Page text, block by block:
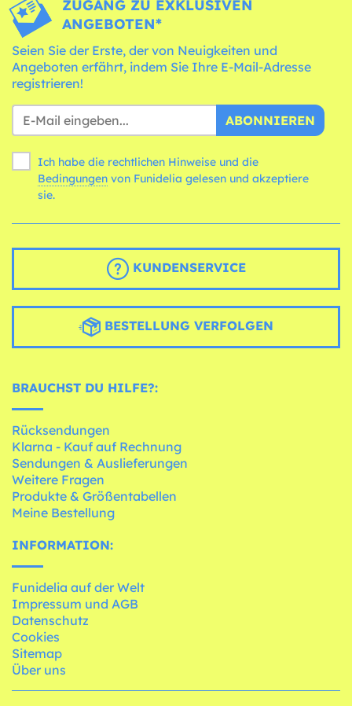
ZUGANG ZU EXKLUSIVEN
ANGEBOTEN*
Seien Sie der Erste, der von Neuigkeiten und
Angeboten erfährt, indem Sie Ihre E-Mail-Adresse
registrieren!
ABONNIEREN
Ich habe die rechtlichen Hinweise und die
Bedingungen
sie.
KUNDENSERVICE
BESTELLUNG VERFOLGEN
BRAUCHST DU HILFE?:
Rücksendungen
Klarna - Kauf auf Rechnung
Sendungen & Auslieferungen
Weitere Fragen
Produkte & Größentabellen
Meine Bestellung
INFORMATION:
Funidelia auf der Welt
Impressum und AGB
Datenschutz
Cookies
Sitemap
Über uns